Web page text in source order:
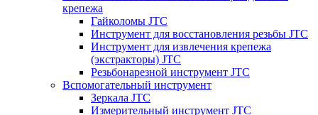
крепежа
Гайколомы JTC
Инструмент для восстановления резьбы JTC
Инструмент для извлечения крепежа
(экстракторы) JTC
Резьбонарезной инструмент JTC
Вспомогательный инструмент
Зеркала JTC
Измерительный инструмент JTC